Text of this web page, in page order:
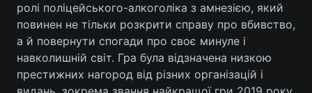
ролі поліцейського-алкоголіка з амнезією, який
повинен не тільки розкрити справу про вбивство,
а й повернути спогади про своє минуле і
навколишній світ. Гра була відзначена низкою
престижних нагород від різних організацій і